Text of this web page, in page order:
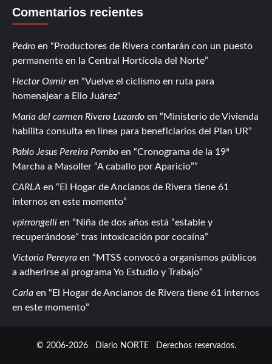
Comentarios recientes
Pedro en
Productores de Rivera contarán con un puesto
permanente en la Central Hortícola del Norte
Hector Osmiren
Vuelve el ciclismo en ruta para
homenajear a Elio Juárez
Maria del carmen Rivero Luzardo en
Ministerio de Vivienda
habilita consulta en línea para beneficiarios del Plan UR
Pablo Jesus Pereira Pombo en
Cronograma de la 19ª
Marcha a Masoller “A caballo por Aparicio”
CARLA en
El Hogar de Ancianos de Rivera tiene 61
internos en este momento
vpirrongelli en
Niña de dos años está “estable y
recuperándose” tras intoxicación por cocaína
Victoria Pereyra en
MTSS convocó a organismos públicos
a adherirse al programa Yo Estudio y Trabajo
Carla en
El Hogar de Ancianos de Rivera tiene 61 internos
en este momento
© 2006-2026 Diario NORTEDerechos reservados.